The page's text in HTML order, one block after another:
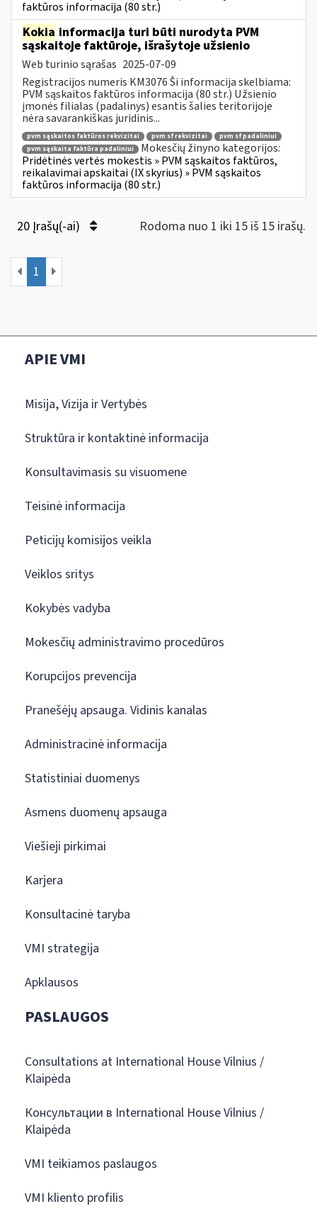
faktūros informacija (80 str.)
Kokia informacija turi būti nurodyta PVM
sąskaitoje faktūroje, išrašytoje užsienio
Web turinio sąrašas 2025-07-09
Registracijos numeris KM3076 Ši informacija skelbiama:
PVM sąskaitos faktūros informacija (80 str.) Užsienio
įmonės filialas (padalinys) esantis šalies teritorijoje
nėra savarankiškas juridinis...
pvm sąskaitos faktūros rekvizitai pvm sf rekvizitai
pvm sf padaliniui
pvm sąskaita faktūra padaliniui
Mokesčių žinyno kategorijos:
Pridėtinės vertės mokestis » PVM sąskaitos faktūros,
reikalavimai apskaitai (IX skyrius) » PVM sąskaitos
faktūros informacija (80 str.)
20 Įrašų(-ai) Rodoma nuo 1 iki 15 iš 15 irašų.
1
APIE VMI
Misija, Vizija ir Vertybės
Struktūra ir kontaktinė informacija
Konsultavimasis su visuomene
Teisinė informacija
Peticijų komisijos veikla
Veiklos sritys
Kokybės vadyba
Mokesčių administravimo procedūros
Korupcijos prevencija
Pranešėjų apsauga. Vidinis kanalas
Administracinė informacija
Statistiniai duomenys
Asmens duomenų apsauga
Viešieji pirkimai
Karjera
Konsultacinė taryba
VMI strategija
Apklausos
PASLAUGOS
Consultations at International House Vilnius /
Klaipėda
Консультации в International House Vilnius /
Klaipėda
VMI teikiamos paslaugos
VMI kliento profilis